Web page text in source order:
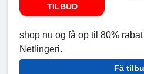
TILBUD
shop nu og få op til 80%
Netlingeri.
Få